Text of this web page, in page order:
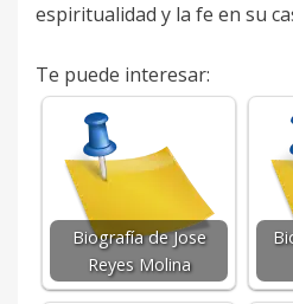
espiritualidad y la fe en su
Te puede interesar:
Biografía de Jose
Reyes Molina